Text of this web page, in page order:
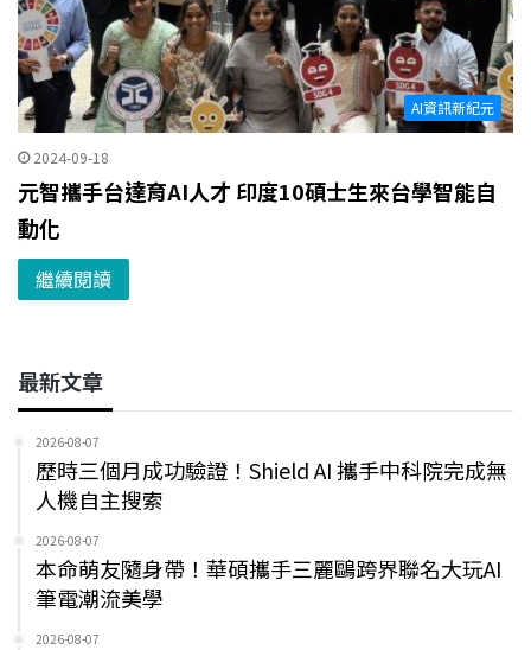
AI資訊新紀元
2024-09-18
元智攜手台達育AI人才 印度10碩士生來台學智能自
動化
繼續閱讀
最新文章
2026-08-07
歷時三個月成功驗證！Shield AI 攜手中科院完成無
人機自主搜索
2026-08-07
本命萌友隨身帶！華碩攜手三麗鷗跨界聯名大玩AI
筆電潮流美學
2026-08-07